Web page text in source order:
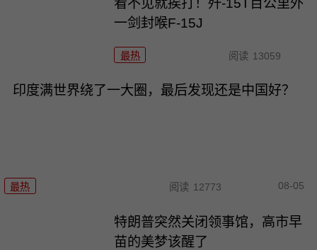
一剑封喉F-15J
最热 阅读 13059
印度满世界绕了一大圈，最后发现还是中国好？
最热 阅读 12773 08-05
特朗普突然关闭领事馆，高市早
苗的美梦该醒了